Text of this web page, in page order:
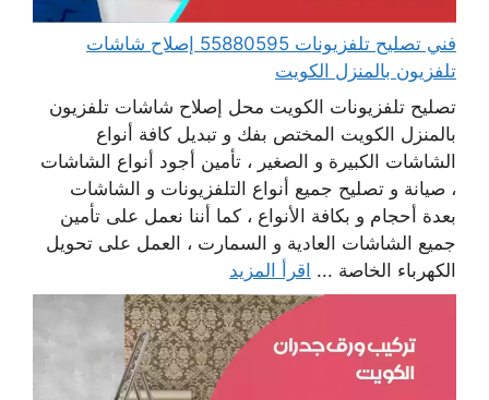
فني تصليح تلفزيونات 55880595 إصلاح شاشات
تلفزيون بالمنزل الكويت
تصليح تلفزيونات الكويت محل إصلاح شاشات تلفزيون
بالمنزل الكويت المختص بفك و تبديل كافة أنواع
الشاشات الكبيرة و الصغير ، تأمين أجود أنواع الشاشات
، صيانة و تصليح جميع أنواع التلفزيونات و الشاشات
بعدة أحجام و بكافة الأنواع ، كما أننا نعمل على تأمين
جميع الشاشات العادية و السمارت ، العمل على تحويل
الكهرباء الخاصة ... اقرأ المزيد